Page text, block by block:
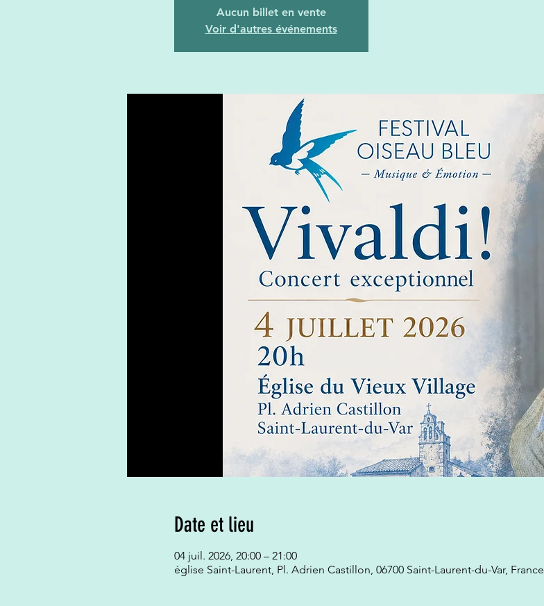
Aucun billet en vente
Voir d'autres événements
Date et lieu
04 juil. 2026, 20:00 – 21:00
église Saint-Laurent, Pl. Adrien Castillon, 06700 Saint-Laurent-du-Var, France